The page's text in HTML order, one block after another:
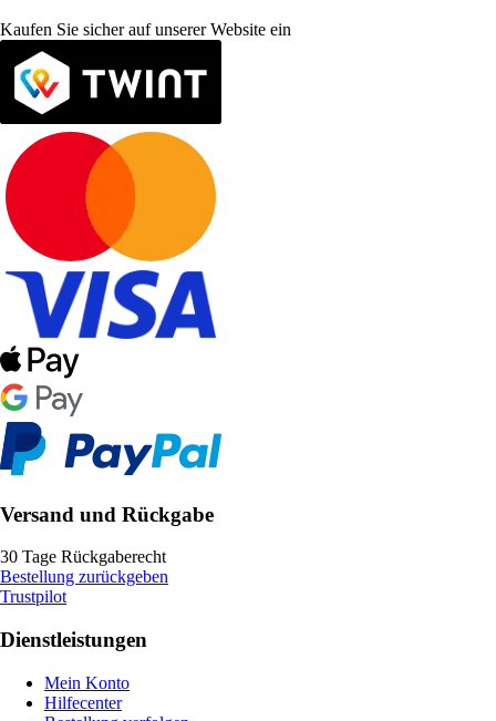
Kaufen Sie sicher auf unserer Website ein
Versand und Rückgabe
30 Tage Rückgaberecht
Bestellung zurückgeben
Trustpilot
Dienstleistungen
Mein Konto
Hilfecenter